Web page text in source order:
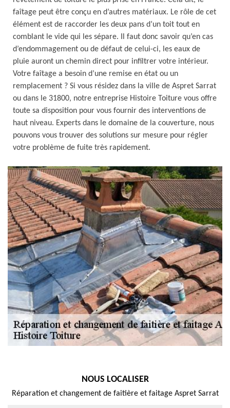
faîtage peut être conçu en d’autres matériaux. Le rôle de cet
élément est de raccorder les deux pans d’un toit tout en
comblant le vide qui les sépare. Il faut donc savoir qu’en cas
d’endommagement ou de défaut de celui-ci, les eaux de
pluie auront un chemin direct pour infiltrer votre intérieur.
Votre faîtage a besoin d’une remise en état ou un
remplacement ? Si vous résidez dans la ville de Aspret Sarrat
ou dans le 31800, notre entreprise Histoire Toiture vous offre
toute sa disposition pour vous fournir des interventions de
haut niveau. Experts dans le domaine de la couverture, nous
pouvons vous trouver des solutions sur mesure pour régler
votre problème de fuite très rapidement.
NOUS LOCALISER
Réparation et changement de faitière et faitage Aspret Sarrat